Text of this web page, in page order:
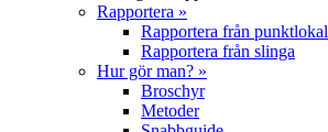
Rapportera »
Rapportera från punktlokal
Rapportera från slinga
Hur gör man? »
Broschyr
Metoder